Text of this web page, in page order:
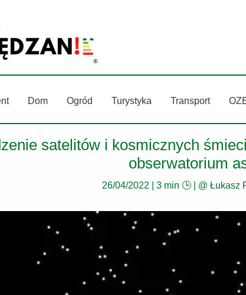
Dom Ogród Turystyka Transport
satelitów i kosmicznych
obserwatorium
26/04/2022 3 min 🕒 | @ Łukasz